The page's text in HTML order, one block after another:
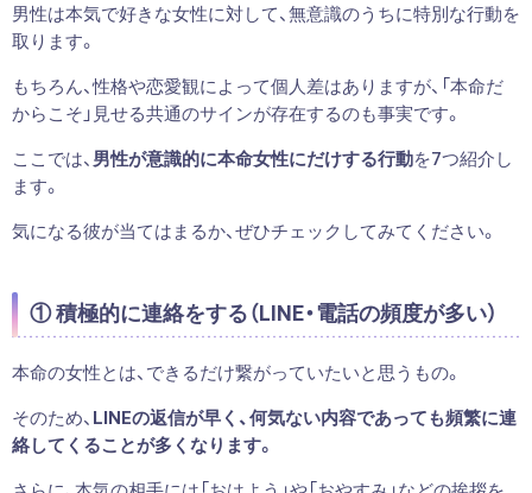
男性は本気で好きな女性に対して、無意識のうちに特別な行動を
取ります。
もちろん、性格や恋愛観によって個人差はありますが、「本命だ
からこそ」見せる共通のサインが存在するのも事実です。
ここでは、男性が意識的に本命女性にだけする行動を7つ紹介し
ます。
気になる彼が当てはまるか、ぜひチェックしてみてください。
① 積極的に連絡をする（LINE・電話の頻度が多い）
本命の女性とは、できるだけ繋がっていたいと思うもの。
そのため、LINEの返信が早く、何気ない内容であっても頻繁に連
絡してくることが多くなります。